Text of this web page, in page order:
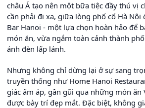
châu Á tạo nên một bữa tiệc đầy thú vị
cần phải đi xa, giữa lòng phố cổ Hà Nội
Bar Hanoi - một lựa chọn hoàn hảo để
món ăn, vừa ngắm toàn cảnh thành
ánh đèn lấp lánh.
Nhưng không chỉ dừng lại ở sự sang
truyền thống như Home Hanoi
giác ấm áp, gần gũi qua những món ăn
được bày trí đẹp mắt. Đặc biệt, không